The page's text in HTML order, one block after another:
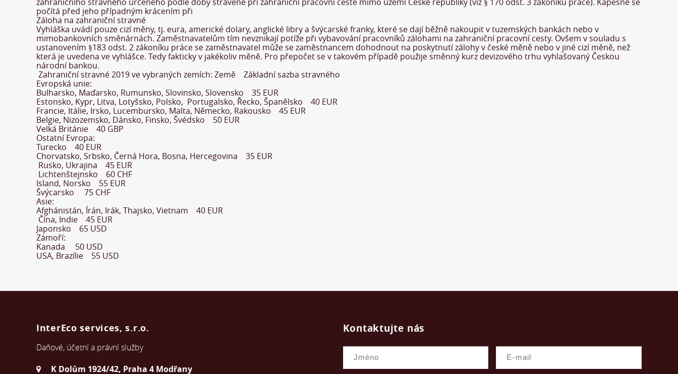
počítá před jeho případným krácením při
Záloha na zahraniční stravné
Vyhláška uvádí pouze cizí měny, tj. eura, americké dolary, anglické libry a švýcarské franky, které se dají běžně nakoupit v tuzemských bankách nebo v
mimobankovních směnárnách. Zaměstnavatelům tím nevznikají potíže při vybavování pracovníků zálohami na zahraniční pracovní cesty. Ovšem v souladu s
ustanovením §183 odst. 2 zákoníku práce se zaměstnavatel může se zaměstnancem dohodnout na poskytnutí zálohy v české měně nebo v jiné cizí měně, než
která je uvedena ve vyhlášce. Tedy fakticky v jakékoliv měně. Pro přepočet se v takovém případě použije směnný kurz devizového trhu vyhlašovaný Českou
národní bankou.
Zahraniční stravné 2019 ve vybraných zemích: Země Základní sazba stravného
Evropská unie:
Bulharsko, Maďarsko, Rumunsko, Slovinsko, Slovensko 35 EUR
Estonsko, Kypr, Litva, Lotyšsko, Polsko, Portugalsko, Řecko, Španělsko 40 EUR
Francie, Itálie, Irsko, Lucembursko, Malta, Německo, Rakousko 45 EUR
Belgie, Nizozemsko, Dánsko, Finsko, Švédsko 50 EUR
Velká Británie 40 GBP
Ostatní Evropa:
Turecko 40 EUR
Chorvatsko, Srbsko, Černá Hora, Bosna, Hercegovina 35 EUR
Rusko, Ukrajina 45 EUR
Lichtenštejnsko 60 CHF
Island, Norsko 55 EUR
Švýcarsko 75 CHF
Asie:
Afghánistán, Írán, Irák, Thajsko, Vietnam 40 EUR
Čína, Indie 45 EUR
Japonsko 65 USD
Zámoří:
Kanada 50 USD
USA, Brazílie 55 USD
InterEco services, s.r.o.
Daňové, účetní a právní služby
K Dolům 1924/42, Praha 4 Modřany
Kontaktujte nás